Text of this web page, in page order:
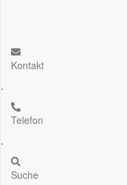
Kontakt
.
Telefon
.
Suche